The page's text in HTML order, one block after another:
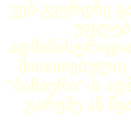
ვებ-გვერდზე
მითითებული)
"ბაზიერი"-ს
გარეშე ან